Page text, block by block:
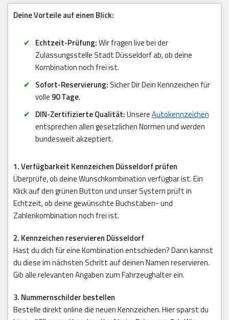
Deine Vorteile auf einen Blick:
Echtzeit-Prüfung:Wir fragen live bei der
Zulassungsstelle Stadt Düsseldorf ab, ob deine
Kombination noch frei ist.
Sofort-Reservierung: Sicher Dir Dein Kennzeichen für
volle 90 Tage.
DIN-Zertifizierte Qualität:UnsereAutokennzeichen
entsprechen allen gesetzlichen Normen und werden
bundesweit akzeptiert.
1. Verfügbarkeit Kennzeichen Düsseldorf prüfen
Überprüfe, ob deine Wunschkombination verfügbar ist. Ein
Klick auf den grünen Button und unser System prüft in
Echtzeit, ob deine gewünschte Buchstaben- und
Zahlenkombination noch frei ist.
2. Kennzeichen reservieren Düsseldorf
Hast du dich für eine Kombination entschieden? Dann kannst
du diese im nächsten Schritt auf deinen Namen reservieren.
Gib alle relevanten Angaben zum Fahrzeughalter ein.
3. Nummernschilder bestellen
Bestelle direkt online die neuen Kennzeichen. Hier sparst du